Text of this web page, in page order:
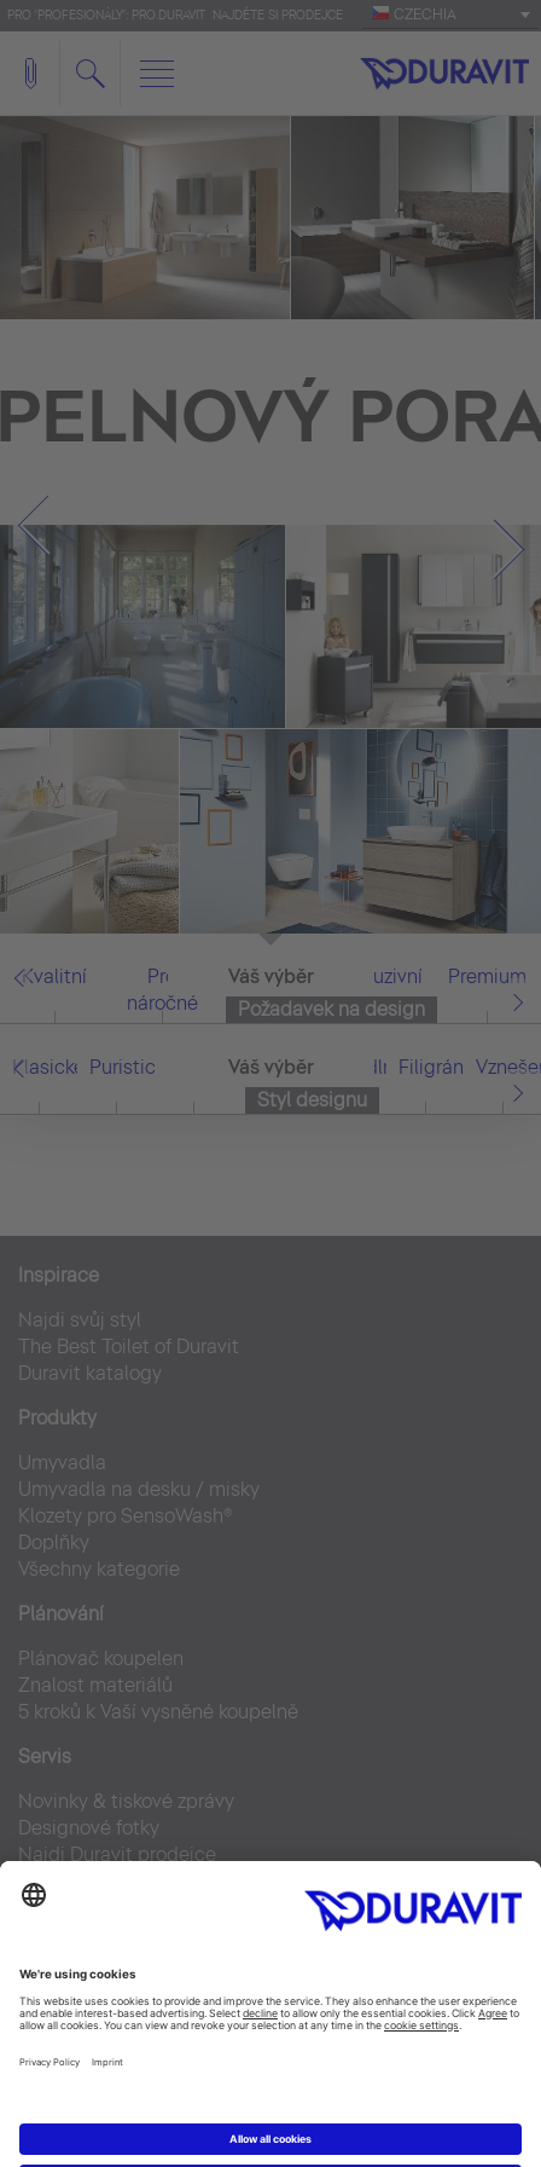
PRO 'PROFESIONÁLY': PRO.DURAVIT NAJDĚTE SI PRODEJCE CZECHIA
Kvalitní
Pro
náročné
Vše Exkluzivní
Premium
Požadavek na design
Váš výběr
Klasické/prostéPuristické/zredukované
Přímočaré/moderní
Vše Pohodlné/funkční
Filigránové/
Styl designu
Váš výběr
Inspirace
Najdi svůj styl
The Best Toilet of Duravit
Duravit katalogy
Produkty
Umyvadla
Umyvadla na desku / misky
Klozety pro SensoWash®
Doplňky
Všechny kategorie
Plánování
Plánovač koupelen
Znalost materiálů
5 kroků k Vaší vysněné koupelně
Servis
Novinky & tiskové zprávy
Designové fotky
Najdi Duravit prodejce
Často kladené otázky
Facebook
Instagram
Pinterest
Blog
Copyright © 2026 Duravit AG